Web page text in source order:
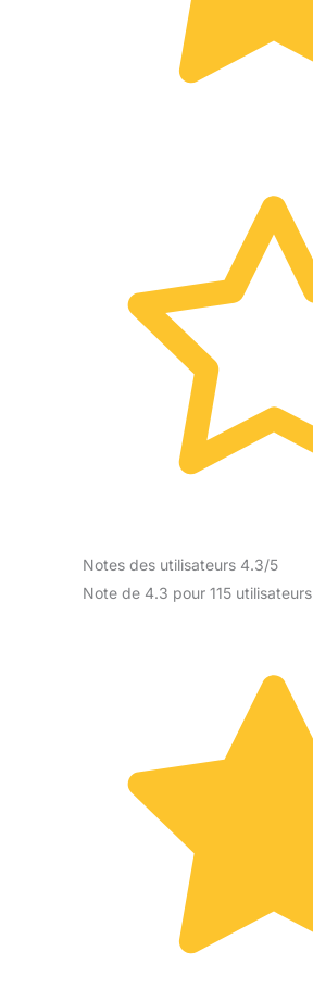
Notes des utilisateurs 4.3/5
Note de 4.3 pour 115 utilisateurs